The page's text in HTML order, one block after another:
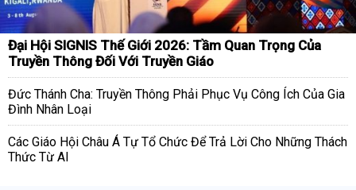
Đại Hội SIGNIS Thế Giới 2026: Tầm Quan Trọng Của
Truyền Thông Đối Với Truyền Giáo
Đức Thánh Cha: Truyền Thông Phải Phục Vụ Công Ích Của Gia
Đình Nhân Loại
Các Giáo Hội Châu Á Tự Tổ Chức Để Trả Lời Cho Những Thách
Thức Từ AI